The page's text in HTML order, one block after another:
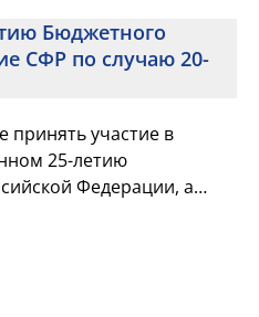
Бюджетного
СФР по случаю 20-
участие в
25-летию
Федерации, а